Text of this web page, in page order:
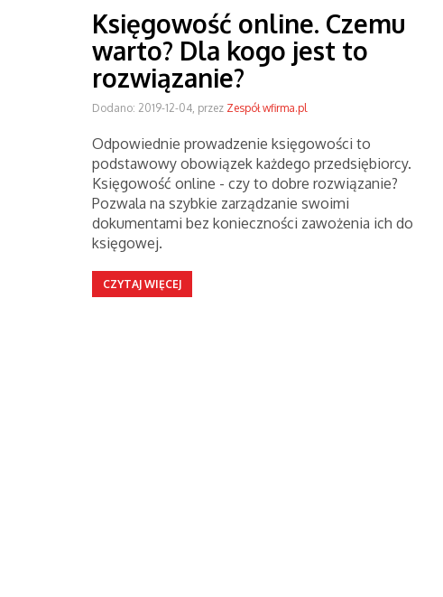
Księgowość online. Czemu
warto? Dla kogo jest to
rozwiązanie?
Dodano: 2019-12-04, przez Zespół wfirma.pl
Odpowiednie prowadzenie księgowości to
podstawowy obowiązek każdego przedsiębiorcy.
Księgowość online - czy to dobre rozwiązanie?
Pozwala na szybkie zarządzanie swoimi
dokumentami bez konieczności zawożenia ich do
księgowej.
CZYTAJ WIĘCEJ